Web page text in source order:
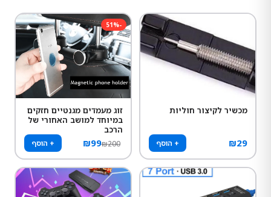
מכשיר לקיצור חוליות
₪29 + הוסף
-
51%
זוג מעמדים מגנטיים חזקים
במיוחד למושב האחורי של
הרכב
₪99₪200 + הוסף